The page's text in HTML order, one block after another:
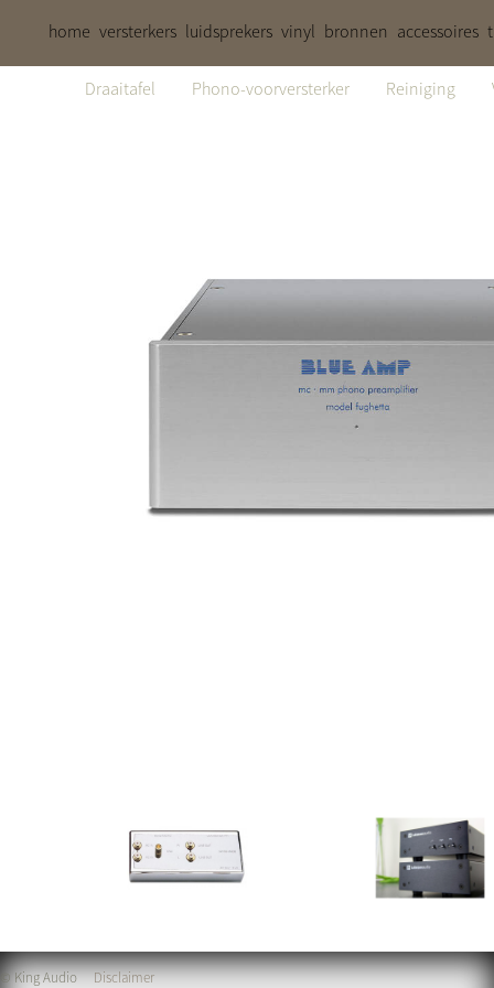
home versterkers luidsprekers vinyl bronnen accessoires
Draaitafel Phono-voorversterker Reiniging
© King AudioDisclaimer